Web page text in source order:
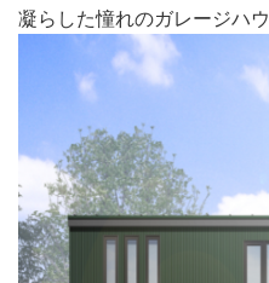
凝らした憧れのガレージハ